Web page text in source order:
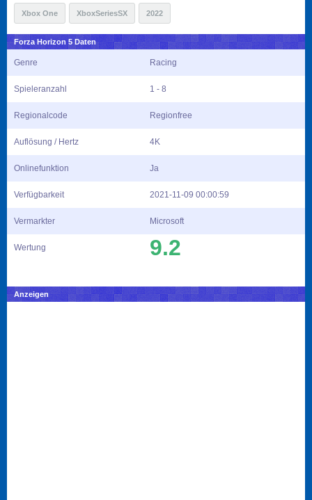
Xbox One XboxSeriesSX 2022
Forza Horizon 5 Daten
Genre Racing
Spieleranzahl 1 - 8
Regionalcode Regionfree
Auflösung / Hertz 4K
Onlinefunktion Ja
Verfügbarkeit 2021-11-09 00:00:59
Vermarkter Microsoft
Wertung 9.2
Anzeigen